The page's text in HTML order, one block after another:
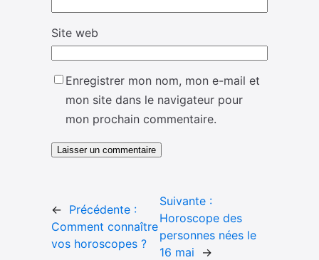
Site web
Enregistrer mon nom, mon e-mail et
mon site dans le navigateur pour
mon prochain commentaire.
← Précédente :
Comment connaître
vos horoscopes ?
Suivante :
Horoscope des
personnes nées le
16 mai
→